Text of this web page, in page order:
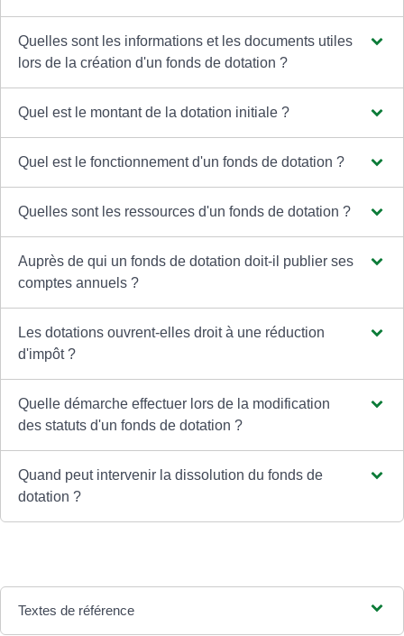
Quelles sont les informations et les documents utiles
lors de la création d'un fonds de dotation ?
Quel est le montant de la dotation initiale ?
Quel est le fonctionnement d'un fonds de dotation ?
Quelles sont les ressources d'un fonds de dotation ?
Auprès de qui un fonds de dotation doit-il publier ses
comptes annuels ?
Les dotations ouvrent-elles droit à une réduction
d'impôt ?
Quelle démarche effectuer lors de la modification
des statuts d'un fonds de dotation ?
Quand peut intervenir la dissolution du fonds de
dotation ?
Textes de référence